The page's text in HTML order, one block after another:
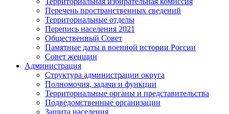
Перечень пространственных сведений
Территориальные отделы
Перепись населения 2021
Общественный Совет
Памятные даты в военной истории России
Совет женщин
Администрация
Структура администрации округа
Полномочия, задачи и функции
Территориальные органы и представительства
Подведомственные организации
Защита населения